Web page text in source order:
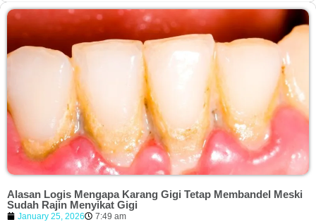
Alasan Logis Mengapa Karang Gigi Tetap Membandel Meski
Sudah Rajin Menyikat Gigi
January 25, 2026 7:49 am